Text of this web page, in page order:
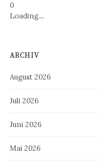
0
Loading....
ARCHIV
August 2026
Juli 2026
Juni 2026
Mai 2026